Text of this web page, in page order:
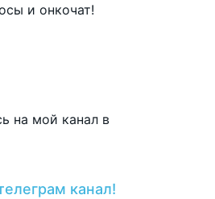
и онкочат!
на мой канал в
канал!